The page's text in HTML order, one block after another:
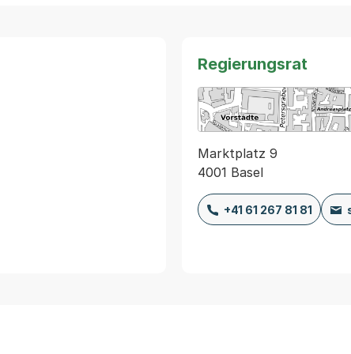
Regierungsrat
Marktplatz 9
4001 Basel
+41 61 267 81 81